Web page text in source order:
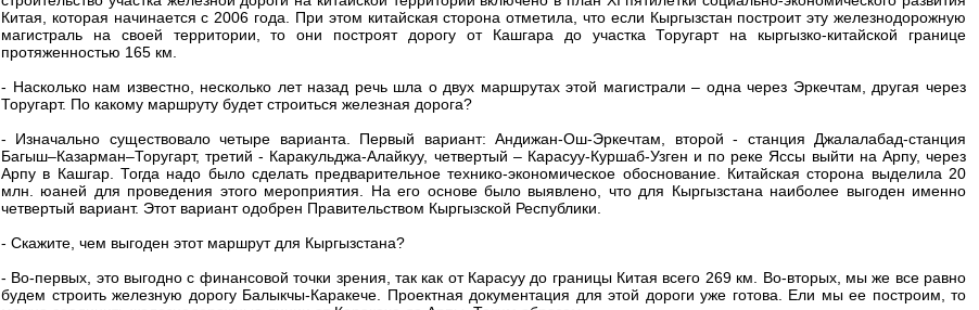
Китая, которая начинается с 2006 года. При этом китайская сторона отметила, что если Кыргызстан построит эту железнодорожную
магистраль на своей территории, то они построят дорогу от Кашгара до участка Торугарт на кыргызко-китайской границе
протяженностью 165 км.
- Насколько нам известно, несколько лет назад речь шла о двух маршрутах этой магистрали – одна через Эркечтам, другая через
Торугарт. По какому маршруту будет строиться железная дорога?
- Изначально существовало четыре варианта. Первый вариант: Андижан-Ош-Эркечтам, второй - станция Джалалабад-станция
Багыш–Казарман–Торугарт, третий - Каракульджа-Алайкуу, четвертый – Карасуу-Куршаб-Узген и по реке Яссы выйти на Арпу, через
Арпу в Кашгар. Тогда надо было сделать предварительное технико-экономическое обоснование. Китайская сторона выделила 20
млн. юаней для проведения этого мероприятия. На его основе было выявлено, что для Кыргызстана наиболее выгоден именно
четвертый вариант. Этот вариант одобрен Правительством Кыргызской Республики.
- Скажите, чем выгоден этот маршрут для Кыргызстана?
- Во-первых, это выгодно с финансовой точки зрения, так как от Карасуу до границы Китая всего 269 км. Во-вторых, мы же все равно
будем строить железную дорогу Балыкчы-Каракече. Проектная документация для этой дороги уже готова. Ели мы ее построим, то